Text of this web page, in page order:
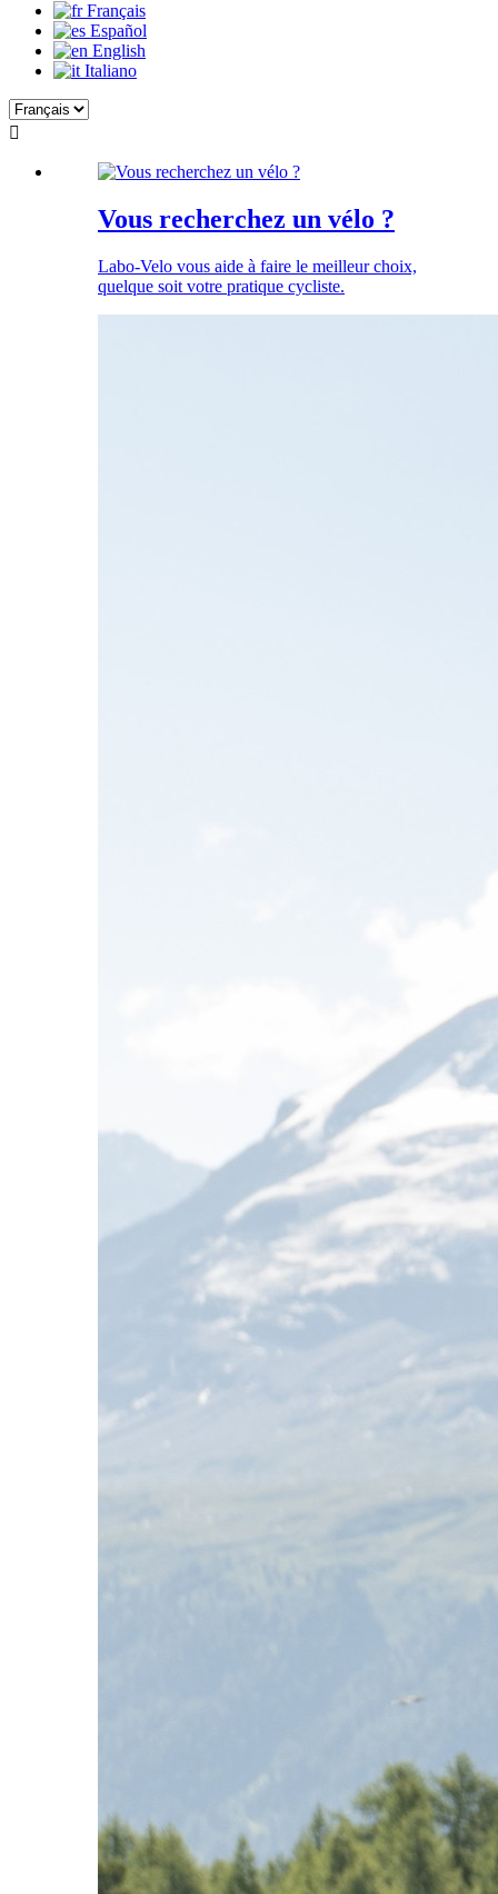
Français
Español
English
Italiano

Vous recherchez un vélo ?
Labo-Velo vous aide à faire le meilleur choix,
quelque soit votre pratique cycliste.